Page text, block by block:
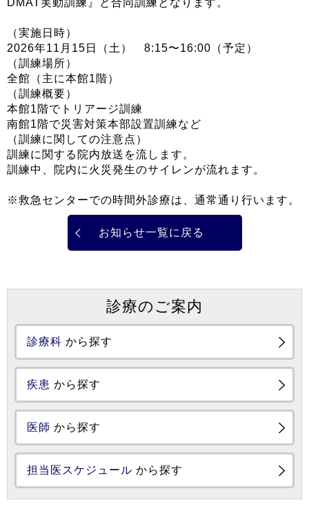
DMAT実動訓練』と合同訓練となります。
（実施日時）
2026年11月15日（土） 8:15〜16:00（予定）
（訓練場所）
全館（主に本館1階）
（訓練概要）
本館1階でトリアージ訓練
南館1階で災害対策本部設置訓練など
（訓練に関しての注意点）
訓練に関する院内放送を流します。
訓練中、院内に火災発生のサイレンが流れます。
※救急センターでの時間外診療は、通常通り行います。
お知らせ一覧に戻る
診療のご案内
診療科 から探す
疾患 から探す
医師 から探す
担当医スケジュール から探す